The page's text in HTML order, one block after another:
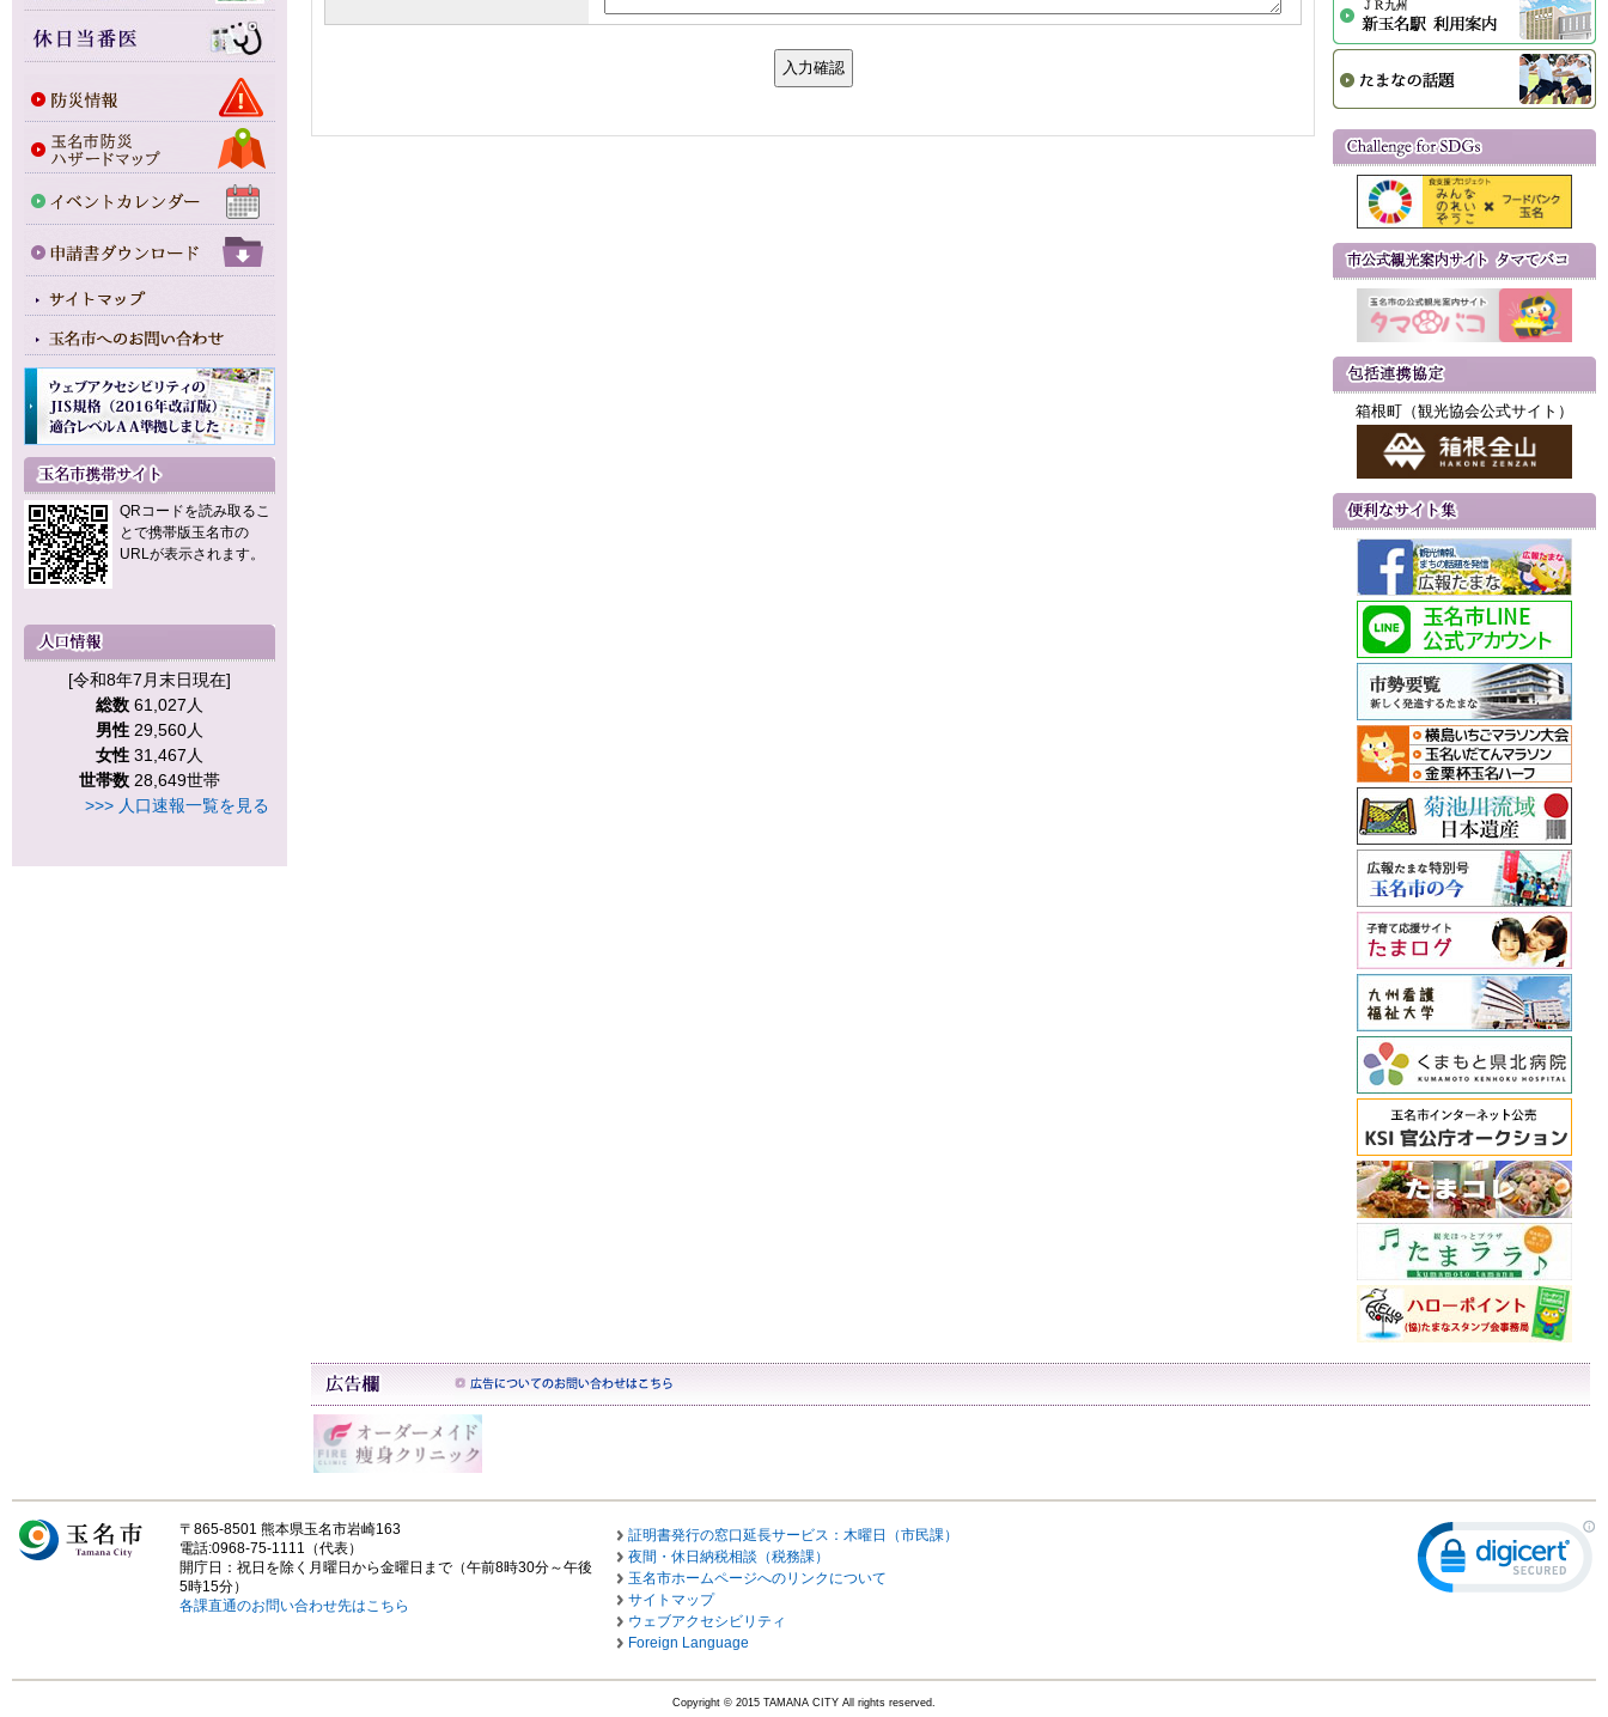
QRコードを読み取るこ
とで携帯版玉名市の
URLが表示されます。
[令和8年7月末日現在]
総数 61,027人
男性 29,560人
女性 31,467人
世帯数 28,649世帯
>>> 人口速報一覧を見る
箱根町（観光協会公式サイト）
〒865-8501 熊本県玉名市岩崎163
電話:0968-75-1111（代表）
開庁日：祝日を除く月曜日から金曜日まで（午前8時30分～午後
5時15分）
各課直通のお問い合わせ先はこちら
証明書発行の窓口延長サービス：木曜日（市民課）
夜間・休日納税相談（税務課）
玉名市ホームページへのリンクについて
サイトマップ
ウェブアクセシビリティ
Foreign Language
Copyright © 2015 TAMANA CITY All rights reserved.